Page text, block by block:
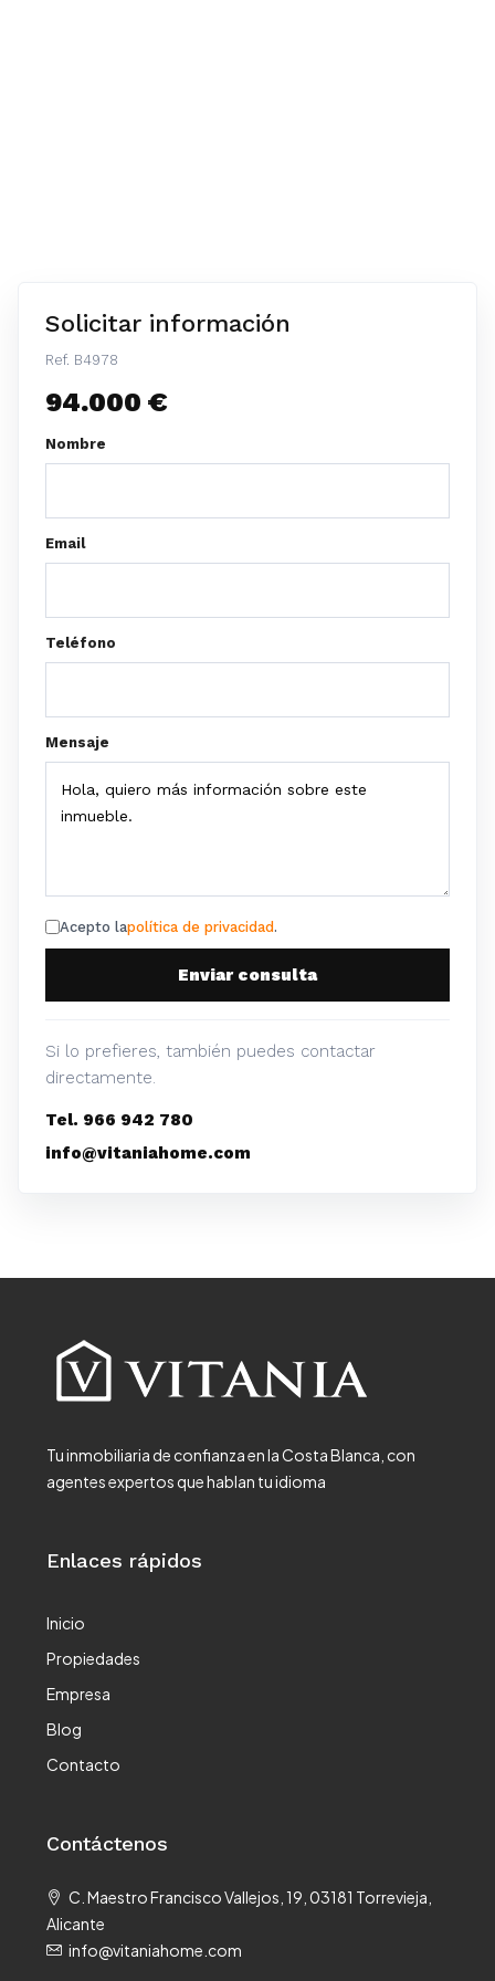
Solicitar información
Ref. B4978
94.000 €
Nombre
Email
Teléfono
Mensaje
Acepto lapolítica de privacidad.
Enviar consulta
Si lo prefieres, también puedes contactar
directamente.
Tel. 966 942 780
info@vitaniahome.com
Tu inmobiliaria de confianza en la Costa Blanca, con
agentes expertos que hablan tu idioma
Enlaces rápidos
Inicio
Propiedades
Empresa
Blog
Contacto
Contáctenos
C. Maestro Francisco Vallejos, 19, 03181 Torrevieja,
Alicante
info@vitaniahome.com